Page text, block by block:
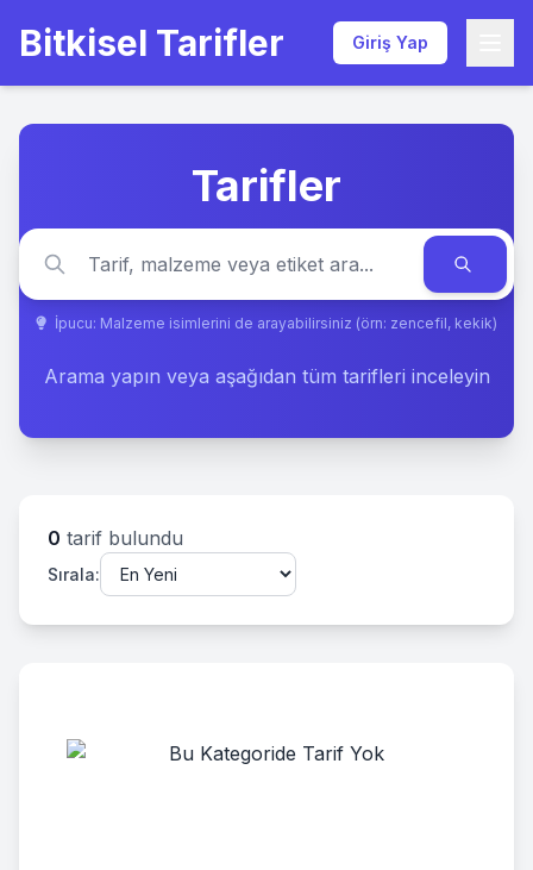
Bitkisel Tarifler Giriş Yap
Tarifler
İpucu: Malzeme isimlerini de arayabilirsiniz (örn: zencefil, kekik)
Arama yapın veya aşağıdan tüm tarifleri inceleyin
0 tarif bulundu
Sırala: